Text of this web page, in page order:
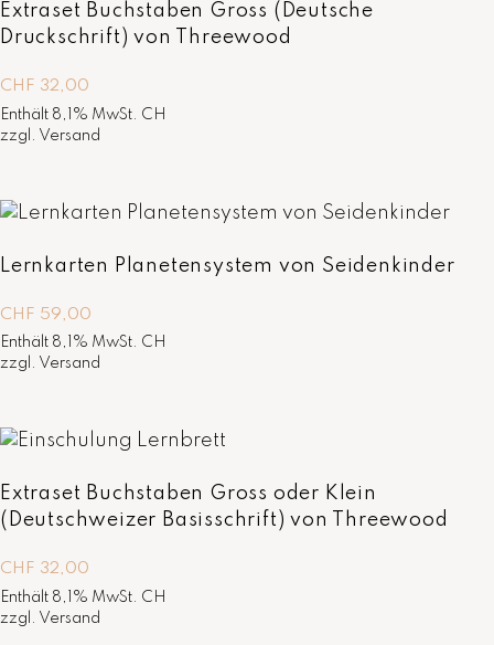
Extraset Buchstaben Gross (Deutsche
Druckschrift) von Threewood
CHF 32,00
Enthält 8,1% MwSt. CH
zzgl. Versand
Lernkarten Planetensystem von Seidenkinder
CHF 59,00
Enthält 8,1% MwSt. CH
zzgl. Versand
Extraset Buchstaben Gross oder Klein
(Deutschweizer Basisschrift) von Threewood
CHF 32,00
Enthält 8,1% MwSt. CH
zzgl. Versand